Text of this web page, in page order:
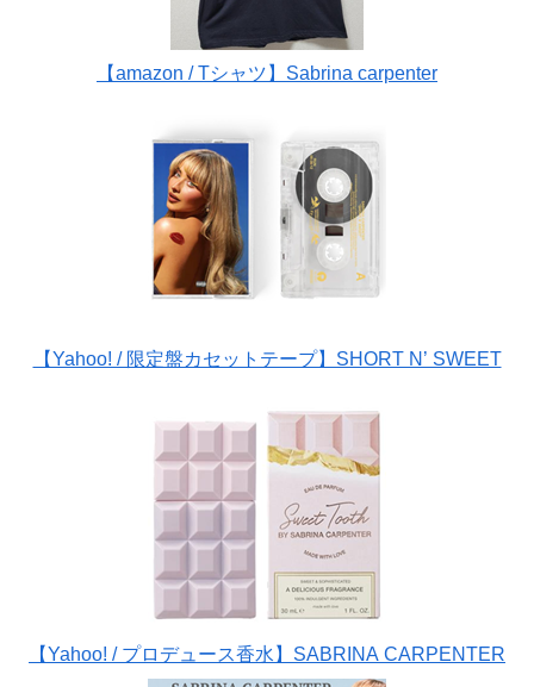
【amazon / Tシャツ】Sabrina carpenter
【Yahoo! / 限定盤カセットテープ】SHORT N’ SWEET
【Yahoo! / プロデュース香水】SABRINA CARPENTER